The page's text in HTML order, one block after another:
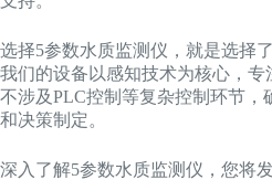
选择5参数水质监测仪，就是选择
我们的设备以感知技术为核心，专
不涉及PLC控制等复杂控制环节
和决策制定。
深入了解5参数水质监测仪，您将